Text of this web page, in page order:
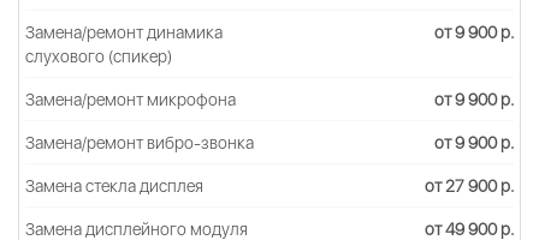
Замена/ремонт динамика
слухового (спикер)
от 9 900 р.
Замена/ремонт микрофона от 9 900 р.
Замена/ремонт вибро-звонка от 9 900 р.
Замена стекла дисплея от 27 900 р.
Замена дисплейного модуля
от 49 900 р.